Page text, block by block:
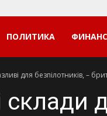
ПОЛИТИКА
для безпілотників, –
склади